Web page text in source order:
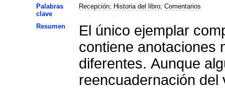
Palabras
clave
Recepción; Historia del libro; Comentarios
Resumen
El único ejemplar
contiene anotaciones
diferentes. Aunque
reencuadernación